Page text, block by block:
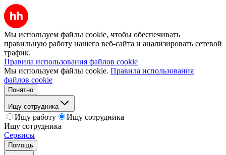
Мы используем файлы cookie, чтобы обеспечивать
правильную работу нашего веб-сайта и анализировать сетевой
трафик.
Правила использования файлов cookie
Мы используем файлы cookie. Правила использования
файлов cookie
Понятно
Ищу сотрудника
Ищу работу
Ищу сотрудника
Ищу сотрудника
Сервисы
Помощь